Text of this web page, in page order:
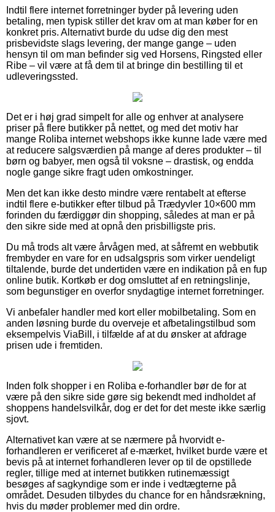
Indtil flere internet forretninger byder på levering uden
betaling, men typisk stiller det krav om at man køber for en
konkret pris. Alternativt burde du udse dig den mest
prisbevidste slags levering, der mange gange – uden
hensyn til om man befinder sig ved Horsens, Ringsted eller
Ribe – vil være at få dem til at bringe din bestilling til et
udleveringssted.
Det er i høj grad simpelt for alle og enhver at analysere
priser på flere butikker på nettet, og med det motiv har
mange Roliba internet webshops ikke kunne lade være med
at reducere salgsværdien på mange af deres produkter – til
børn og babyer, men også til voksne – drastisk, og endda
nogle gange sikre fragt uden omkostninger.
Men det kan ikke desto mindre være rentabelt at efterse
indtil flere e-butikker efter tilbud på Trædyvler 10×600 mm
forinden du færdiggør din shopping, således at man er på
den sikre side med at opnå den prisbilligste pris.
Du må trods alt være årvågen med, at såfremt en webbutik
frembyder en vare for en udsalgspris som virker uendeligt
tiltalende, burde det undertiden være en indikation på en fup
online butik. Kortkøb er dog omsluttet af en retningslinje,
som begunstiger en overfor snydagtige internet forretninger.
Vi anbefaler handler med kort eller mobilbetaling. Som en
anden løsning burde du overveje et afbetalingstilbud som
eksempelvis ViaBill, i tilfælde af at du ønsker at afdrage
prisen ude i fremtiden.
Inden folk shopper i en Roliba e-forhandler bør de for at
være på den sikre side gøre sig bekendt med indholdet af
shoppens handelsvilkår, dog er det for det meste ikke særlig
sjovt.
Alternativet kan være at se nærmere på hvorvidt e-
forhandleren er verificeret af e-mærket, hvilket burde være et
bevis på at internet forhandleren lever op til de opstillede
regler, tillige med at internet butikken rutinemæssigt
besøges af sagkyndige som er inde i vedtægterne på
området. Desuden tilbydes du chance for en håndsrækning,
hvis du møder problemer med din ordre.